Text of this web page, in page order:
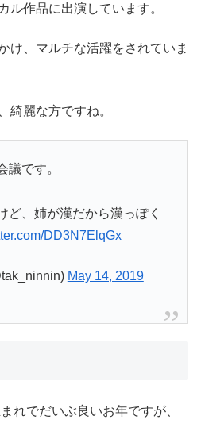
ル作品に出演しています。
け、マルチな活躍をされていま
綺麗な方ですね。
議です。
ど、姉が漢だから漢っぽく
DD3N7ElqGx
May 14, 2019
れでだいぶ良いお年ですが、